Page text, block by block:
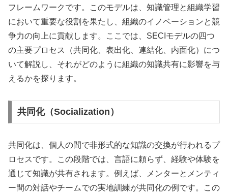
フレームワークです。このモデルは、知識管理と組織学習
において重要な役割を果たし、組織のイノベーションと競
争力の向上に貢献します。ここでは、SECIモデルの四つ
の主要プロセス（共同化、表出化、連結化、内面化）につ
いて解説し、それがどのように組織の知識共有に影響を与
えるかを探ります。
共同化（Socialization）
共同化は、個人の間で非形式的な知識の交換が行われるプ
ロセスです。この段階では、言語に頼らず、経験や体験を
通じて知識が共有されます。例えば、メンターとメンティ
ー間の対話やチームでの実地訓練が共同化の例です。この